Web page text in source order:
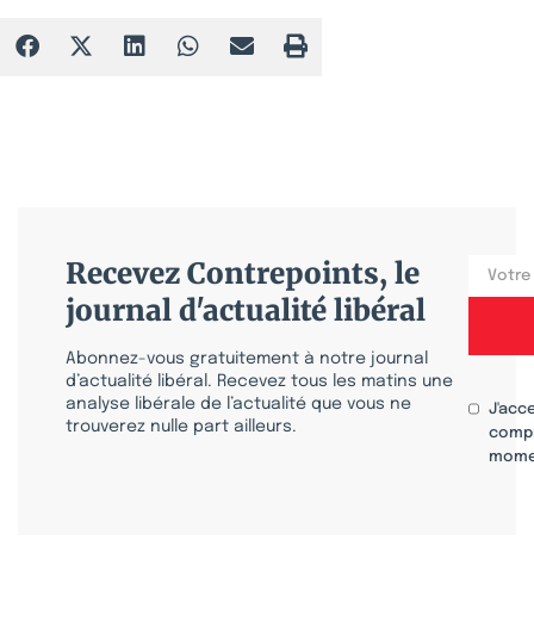
Recevez Contrepoints, le
journal d'actualité libéral
Abonnez-vous gratuitement à notre journal
d’actualité libéral. Recevez tous les matins une
analyse libérale de l’actualité que vous ne
trouverez nulle part ailleurs.